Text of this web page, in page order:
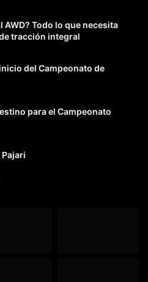
AWD? Todo lo que necesita
tracción integral
del Campeonato de
para el Campeonato